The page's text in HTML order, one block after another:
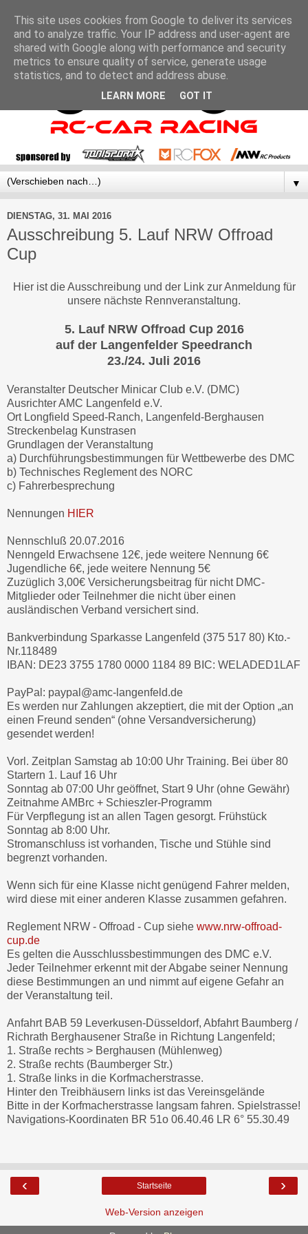
▼
DIENSTAG, 31. MAI 2016
Ausschreibung 5. Lauf NRW Offroad
Cup
Hier ist die Ausschreibung und der Link zur Anmeldung für
unsere nächste Rennveranstaltung.
5. Lauf NRW Offroad Cup 2016
auf der Langenfelder Speedranch
23./24. Juli 2016
Veranstalter Deutscher Minicar Club e.V. (DMC)
Ausrichter AMC Langenfeld e.V.
Ort Longfield Speed-Ranch, Langenfeld-Berghausen
Streckenbelag Kunstrasen
Grundlagen der Veranstaltung
a) Durchführungsbestimmungen für Wettbewerbe des DMC
b) Technisches Reglement des NORC
c) Fahrerbesprechung
Nennungen HIER
Nennschluß 20.07.2016
Nenngeld Erwachsene 12€, jede weitere Nennung 6€
Jugendliche 6€, jede weitere Nennung 5€
Zuzüglich 3,00€ Versicherungsbeitrag für nicht DMC-
Mitglieder oder Teilnehmer die nicht über einen
ausländischen Verband versichert sind.
Bankverbindung Sparkasse Langenfeld (375 517 80) Kto.-
Nr.118489
IBAN: DE23 3755 1780 0000 1184 89 BIC: WELADED1LAF
PayPal: paypal@amc-langenfeld.de
Es werden nur Zahlungen akzeptiert, die mit der Option „an
einen Freund senden“ (ohne Versandversicherung)
gesendet werden!
Vorl. Zeitplan Samstag ab 10:00 Uhr Training. Bei über 80
Startern 1. Lauf 16 Uhr
Sonntag ab 07:00 Uhr geöffnet, Start 9 Uhr (ohne Gewähr)
Zeitnahme AMBrc + Schieszler-Programm
Für Verpflegung ist an allen Tagen gesorgt. Frühstück
Sonntag ab 8:00 Uhr.
Stromanschluss ist vorhanden, Tische und Stühle sind
begrenzt vorhanden.
Wenn sich für eine Klasse nicht genügend Fahrer melden,
wird diese mit einer anderen Klasse zusammen gefahren.
Reglement NRW - Offroad - Cup siehe www.nrw-offroad-
cup.de
Es gelten die Ausschlussbestimmungen des DMC e.V.
Jeder Teilnehmer erkennt mit der Abgabe seiner Nennung
diese Bestimmungen an und nimmt auf eigene Gefahr an
der Veranstaltung teil.
Anfahrt BAB 59 Leverkusen-Düsseldorf, Abfahrt Baumberg /
Richrath Berghausener Straße in Richtung Langenfeld;
1. Straße rechts > Berghausen (Mühlenweg)
2. Straße rechts (Baumberger Str.)
1. Straße links in die Korfmacherstrasse.
Hinter den Treibhäusern links ist das Vereinsgelände
Bitte in der Korfmacherstrasse langsam fahren. Spielstrasse!
Navigations-Koordinaten BR 51o 06.40.46 LR 6° 55.30.49
‹ ›
Startseite
Web-Version anzeigen
This site uses cookies from Google to deliver its services
and to analyze traffic. Your IP address and user-agent are
shared with Google along with performance and security
metrics to ensure quality of service, generate usage
statistics, and to detect and address abuse.
LEARN MORE GOT IT